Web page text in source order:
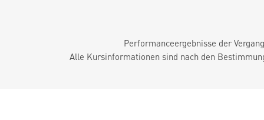
Performanceergebnisse der
Alle Kursinformationen sind nach den